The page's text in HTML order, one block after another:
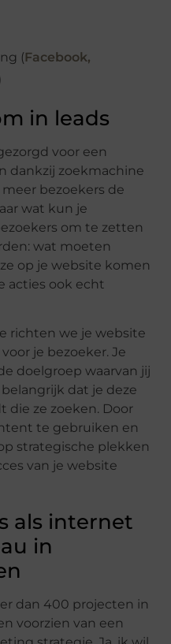
(Facebook,
in leads
voor een
dankzij zoekmachine
bezoekers de
wat kun je
om te zetten
wat moeten
op je website komen
acties ook echt
richten we je website
je bezoeker. Je
doelgroep waarvan jij
dat je deze
die ze zoeken. Door
te gebruiken en
strategische plekken
van je website
als internet
in
dan 400 projecten in
voorzien van een